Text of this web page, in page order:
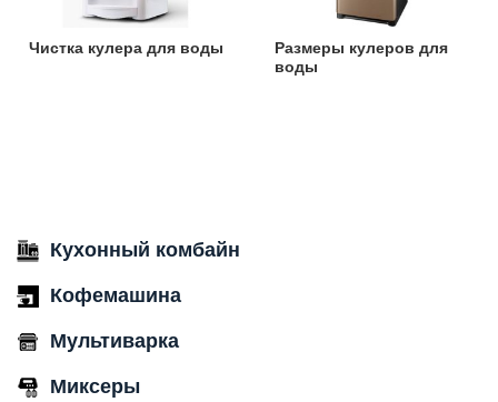
Чистка кулера для воды
Размеры кулеров для
воды
Кухонный комбайн
Кофемашина
Мультиварка
Миксеры